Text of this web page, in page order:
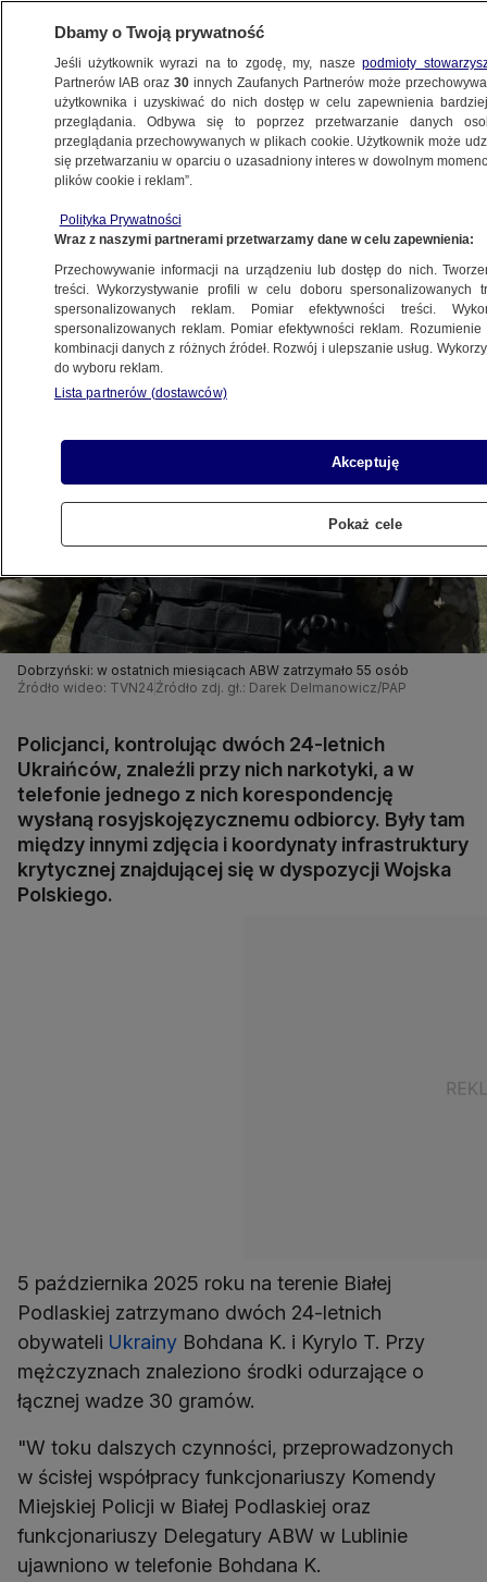
LUBLIN
krytycznej" w telefonie 24-latka
22.10.2025, 09:36
Posłuchaj artykułu
Czyta lektor AI
Dobrzyński: w ostatnich miesiącach ABW zatrzymało 55 osób
Źródło wideo: TVN24 Źródło zdj. gł.: Darek Delmanowicz/PAP
Policjanci, kontrolując dwóch 24-letnich
Ukraińców, znaleźli przy nich narkotyki, a w
telefonie jednego z nich korespondencję
wysłaną rosyjskojęzycznemu odbiorcy. Były tam
między innymi zdjęcia i koordynaty infrastruktury
krytycznej znajdującej się w dyspozycji Wojska
Polskiego.
5 października 2025 roku na terenie Białej
Podlaskiej zatrzymano dwóch 24-letnich
obywateli Ukrainy Bohdana K. i Kyrylo T. Przy
mężczyznach znaleziono środki odurzające o
łącznej wadze 30 gramów.
"W toku dalszych czynności, przeprowadzonych
w ścisłej współpracy funkcjonariuszy Komendy
Miejskiej Policji w Białej Podlaskiej oraz
funkcjonariuszy Delegatury ABW w Lublinie
ujawniono w telefonie Bohdana K.
Dbamy o Twoją prywatność
Jeśli użytkownik wyrazi na to zgodę, my, naszepodmioty
Partnerów IAB oraz30 innych Zaufanych Partnerów może
użytkownika i uzyskiwać do nich dostęp w celu zapewnienia
przeglądania. Odbywa się to poprzez przetwarzanie danych
przeglądania przechowywanych w plikach cookie. Użytkownik może
się przetwarzaniu w oparciu o uzasadniony interes w dowolnym
plików cookie i reklam”.
Polityka Prywatności
Wraz z naszymi partnerami przetwarzamy dane w celu zapewnienia:
Przechowywanie informacji na urządzeniu lub dostęp do nich.
treści. Wykorzystywanie profili w celu doboru spersonalizowanych
spersonalizowanych reklam. Pomiar efektywności treści.
spersonalizowanych reklam. Pomiar efektywności reklam.
kombinacji danych z różnych źródeł. Rozwój i ulepszanie usług.
do wyboru reklam.
Lista partnerów (dostawców)
Akceptuję
Pokaż cele